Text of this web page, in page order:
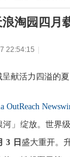
浪淘园四月
22:54:15
献活力四溢的
OutReach
」绽放。世界
3 日盛大重开。